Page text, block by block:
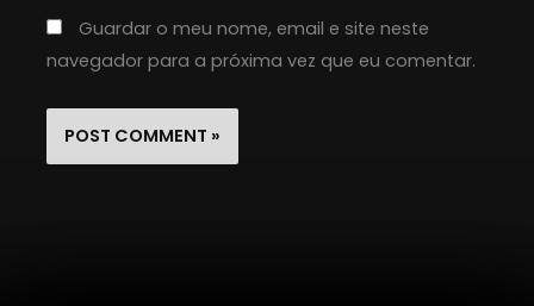
Guardar o meu nome, email e site neste
navegador para a próxima vez que eu comentar.